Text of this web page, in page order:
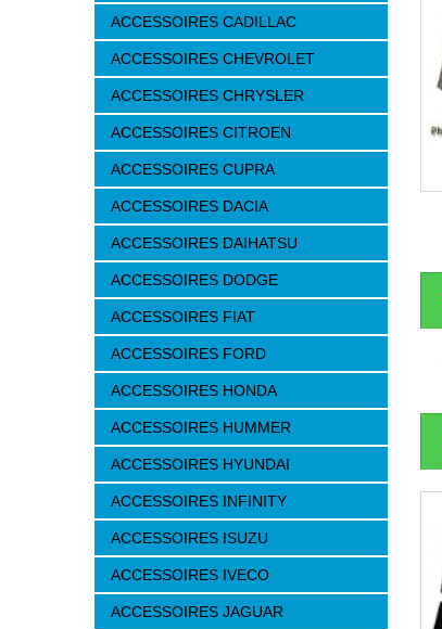
ACCESSOIRES CADILLAC
ACCESSOIRES CHEVROLET
ACCESSOIRES CHRYSLER
ACCESSOIRES CITROEN
ACCESSOIRES CUPRA
ACCESSOIRES DACIA
ACCESSOIRES DAIHATSU
ACCESSOIRES DODGE
ACCESSOIRES FIAT
ACCESSOIRES FORD
ACCESSOIRES HONDA
ACCESSOIRES HUMMER
ACCESSOIRES HYUNDAI
ACCESSOIRES INFINITY
ACCESSOIRES ISUZU
ACCESSOIRES IVECO
ACCESSOIRES JAGUAR